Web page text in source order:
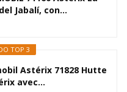
Jabalí, con...
TOP 3
Astérix 71828 Hutte
avec...